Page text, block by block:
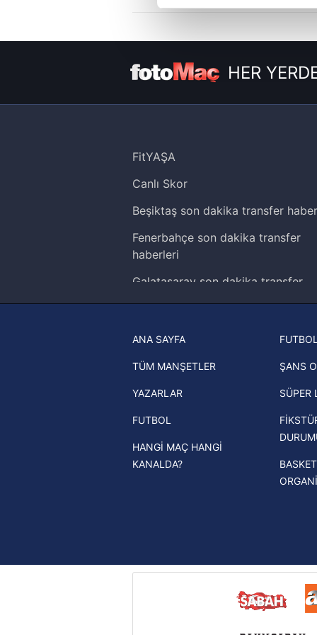
çerezler vasıtasıyla çeşitli
amacıyla kullanılmaktadır.
reklam/pazarlama faaliyetlerinin
6698 sayılı Kişisel Verilerin
mevzuata uygun olarak
HER
FitYAŞA
Canlı Skor
Beşiktaş son dakika transfer
Fenerbahçe son dakika transfer
haberleri
Galatasaray son dakika transfer
haberleri
Trendyol Süper Lig haberleri
Ziraat Türkiye Kupası haberleri
UEFA Şampiyonlar Ligi haberleri
UEFA Avrupa Ligi haberleri
UEFA Konferans Ligi haberleri
ANA SAYFA
TÜM MANŞETLER
YAZARLAR
FUTBOL
HANGİ MAÇ HANGİ
KANALDA?
ŞANS
SÜPER